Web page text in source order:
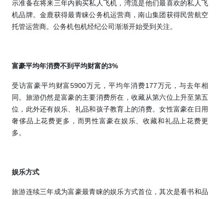
示准备在将来三年内购买私人飞机，湾流是他们最喜欢的私人飞
机品牌。金鹿获得最青睐公务机运营商，南山集团获得民营航空
托管运营商。公务机包机经纪公司渐渐开始受到关注。
富豪平均年消费不到平均财富的3%
受访富豪平均财富5900万元，平均年消费177万元，与去年相
同。 旅游仍然是富豪的主要消费所在，收藏从第六位上升至第五
位， 此外还有娱乐、礼品和孩子教育上的消费。女性富豪在日用
奢侈品上花费更多，而男性富豪在娱乐、收藏和礼品上花费更
多。
娱乐方式
旅游连续三年成为富豪最青睐的娱乐方式首位，其次是看书和品